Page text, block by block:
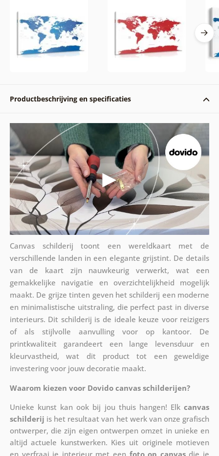
Productbeschrijving en specificaties
Canvas schilderij toont een wereldkaart met de
verschillende landen in een elegante grijstint. De details
van de kaart zijn nauwkeurig verwerkt, wat een
gemakkelijke navigatie en overzichtelijkheid mogelijk
maakt. De grijze tinten geven het schilderij een moderne
en minimalistische uitstraling, die perfect past in diverse
interieurs. Dit schilderij is de ideale keuze voor reizigers
of als stijlvolle aanvulling voor op kantoor. De
printkwaliteit garandeert een lange levensduur en
kleurvastheid, wat dit product tot een geweldige
investering voor jouw decoratie maakt.
Waarom kiezen voor Dovido canvas schilderijen?
Unieke kunst kan ook bij jou thuis hangen! Elkcanvas
schilderij is het resultaat van het werk van onze grafisch
ontwerper, die zijn eigen ontwerpen omzet in unieke en
altijd actuele kunstwerken. Kies uit originele motieven